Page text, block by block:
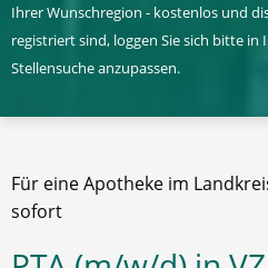
Ihrer Wunschregion - kostenlos und
registriert sind, loggen Sie sich bitte in
Stellensuche anzupassen.
Für eine Apotheke im
sofort